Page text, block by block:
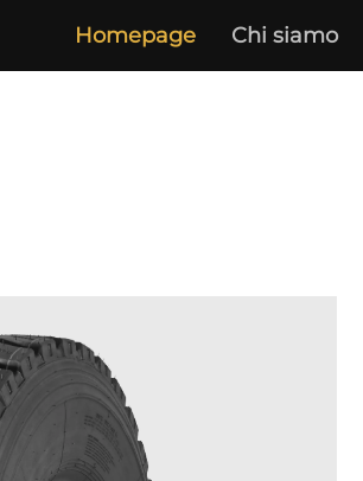
Homepage Chi siamo